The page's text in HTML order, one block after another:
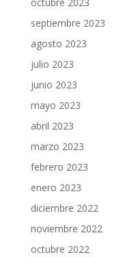
septiembre 2023
agosto 2023
julio 2023
junio 2023
mayo 2023
abril 2023
marzo 2023
febrero 2023
enero 2023
diciembre 2022
noviembre 2022
octubre 2022